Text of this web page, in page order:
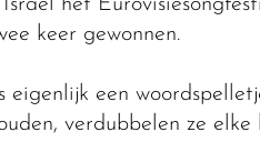
het
keer gewonnen.
een
verdubbelen ze elke